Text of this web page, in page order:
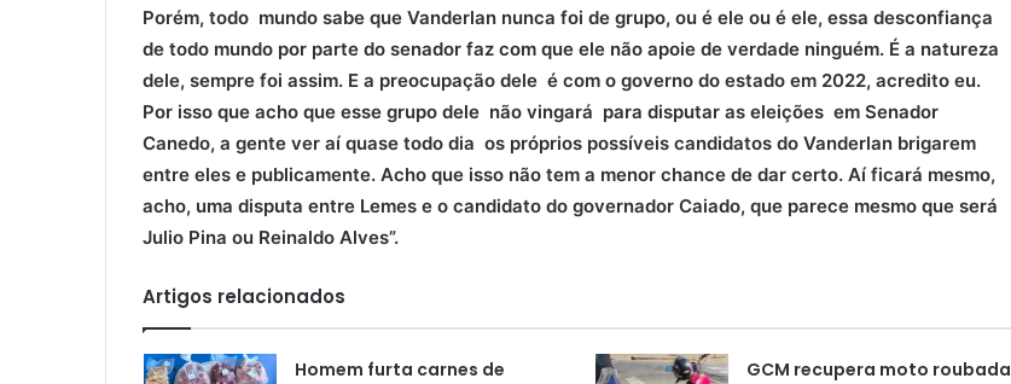
Porém, todo mundo sabe que Vanderlan nunca foi de grupo, ou é ele ou é ele, essa desconfiança
de todo mundo por parte do senador faz com que ele não apoie de verdade ninguém. É a natureza
dele, sempre foi assim. E a preocupação dele é com o governo do estado em 2022, acredito eu.
Por isso que acho que esse grupo dele não vingará para disputar as eleições em Senador
Canedo, a gente ver aí quase todo dia os próprios possíveis candidatos do Vanderlan brigarem
entre eles e publicamente. Acho que isso não tem a menor chance de dar certo. Aí ficará mesmo,
acho, uma disputa entre Lemes e o candidato do governador Caiado, que parece mesmo que será
Julio Pina ou Reinaldo Alves”.
Artigos relacionados
Homem furta carnes de
GCM recupera moto roubada